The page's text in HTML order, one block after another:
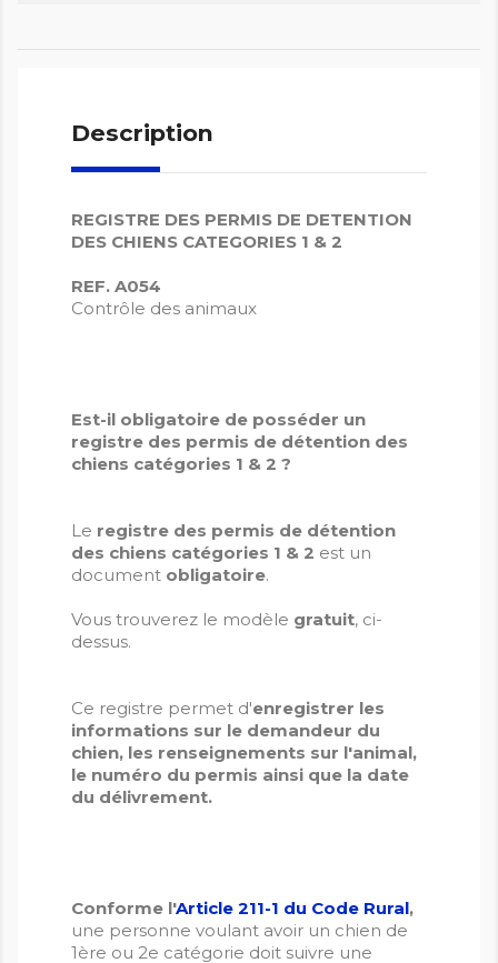
Description
REGISTRE DES PERMIS DE DETENTION
DES CHIENS CATEGORIES 1 & 2
REF. A054
Contrôle des animaux
Est-il obligatoire de posséder un
registre des permis de détention des
chiens catégories 1 & 2 ?
Le registre des permis de détention
des chiens catégories 1 & 2 est un
document obligatoire.
Vous trouverez le modèle gratuit, ci-
dessus.
Ce registre permet d'enregistrer les
informations sur le demandeur du
chien, les renseignements sur l'animal,
le numéro du permis ainsi que la date
du délivrement.
Conforme l'Article 211-1 du Code Rural,
une personne voulant avoir un chien de
1ère ou 2e catégorie doit suivre une